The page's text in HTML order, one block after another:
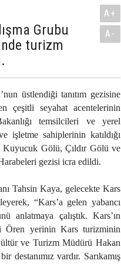
Grubu
turizm
A+
A-
üstlendiği tanıtım gezisine
çeşitli seyahat acentelerinin
temsilcileri ve yerel
işletme sahiplerinin katıldığı
Kuyucuk Gölü, Çıldır Gölü ve
gezisi icra edildi.
Tahsin Kaya, gelecekte Kars
“Kars’a gelen yabancı
anlatmaya çalıştık. Kars’ın
Ören yerinin Kars turizminin
ve Turizm Müdürü Hakan
destanımız vardır. Sarıkamış